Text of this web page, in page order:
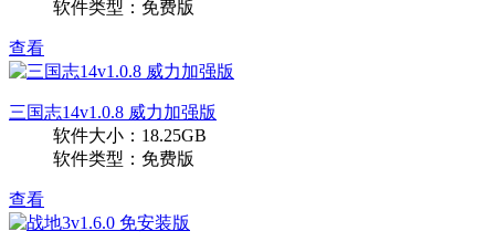
软件类型：免费版
查看
三国志14v1.0.8 威力加强版
软件大小：18.25GB
软件类型：免费版
查看